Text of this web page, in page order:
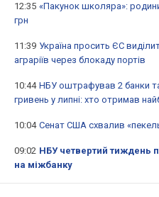
12:35 «Пакунок школяра»:
грн
11:39 Україна просить ЄС
аграріїв через блокаду портів
10:44 НБУ оштрафував 2 банки
гривень у липні: хто отримав
10:04 Сенат США схвалив
09:02 НБУ четвертий тиждень
на міжбанку